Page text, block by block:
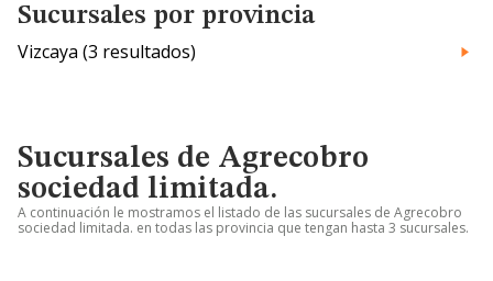
Sucursales por provincia
Vizcaya (3 resultados)
Sucursales de Agrecobro
sociedad limitada.
A continuación le mostramos el listado de las sucursales de Agrecobro
sociedad limitada. en todas las provincia que tengan hasta 3 sucursales.